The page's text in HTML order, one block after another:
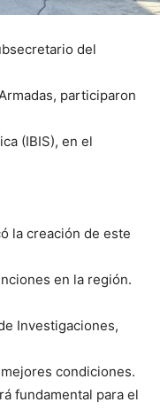
del
participaron
(IBIS), en el
la creación de este
en la región.
Investigaciones,
condiciones.
fundamental para el